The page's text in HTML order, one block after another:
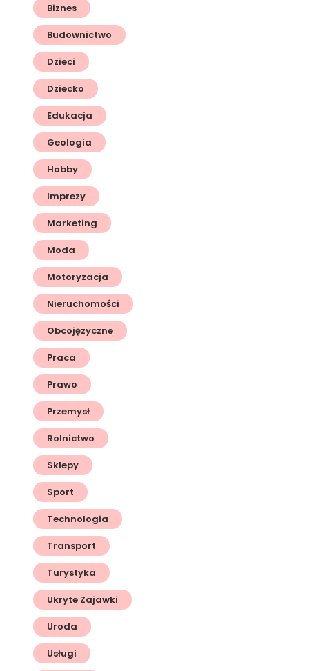
Biznes
Budownictwo
Dzieci
Dziecko
Edukacja
Geologia
Hobby
Imprezy
Marketing
Moda
Motoryzacja
Nieruchomości
Obcojęzyczne
Praca
Prawo
Przemysł
Rolnictwo
Sklepy
Sport
Technologia
Transport
Turystyka
Ukryte Zajawki
Uroda
Usługi